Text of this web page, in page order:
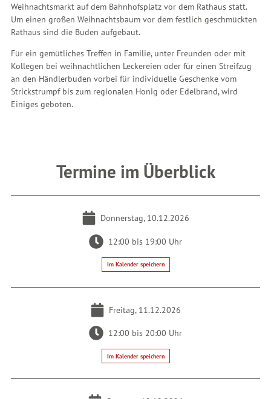
Weihnachtsmarkt auf dem Bahnhofsplatz vor dem Rathaus statt.
Um einen großen Weihnachtsbaum vor dem festlich geschmückten
Rathaus sind die Buden aufgebaut.
Für ein gemütliches Treffen in Familie, unter Freunden oder mit
Kollegen bei weihnachtlichen Leckereien oder für einen Streifzug
an den Händlerbuden vorbei für individuelle Geschenke vom
Strickstrumpf bis zum regionalen Honig oder Edelbrand, wird
Einiges geboten.
Termine im Überblick
Donnerstag, 10.12.2026
12:00 bis 19:00 Uhr
Im Kalender speichern
Freitag, 11.12.2026
12:00 bis 20:00 Uhr
Im Kalender speichern